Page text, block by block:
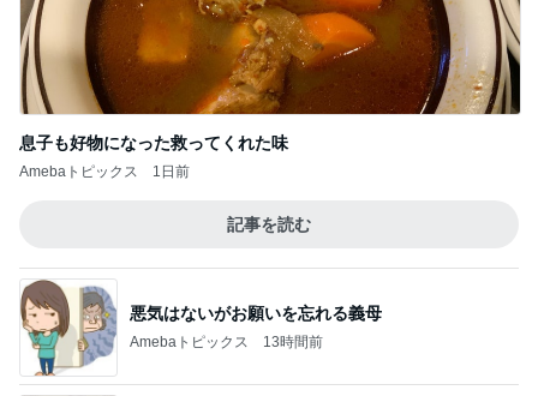
息子も好物になった救ってくれた味
Amebaトピックス 1日前
記事を読む
悪気はないがお願いを忘れる義母
Amebaトピックス 13時間前